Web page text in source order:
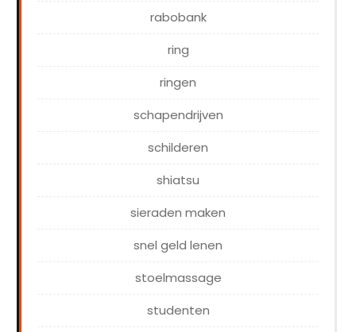
rabobank
ring
ringen
schapendrijven
schilderen
shiatsu
sieraden maken
snel geld lenen
stoelmassage
studenten